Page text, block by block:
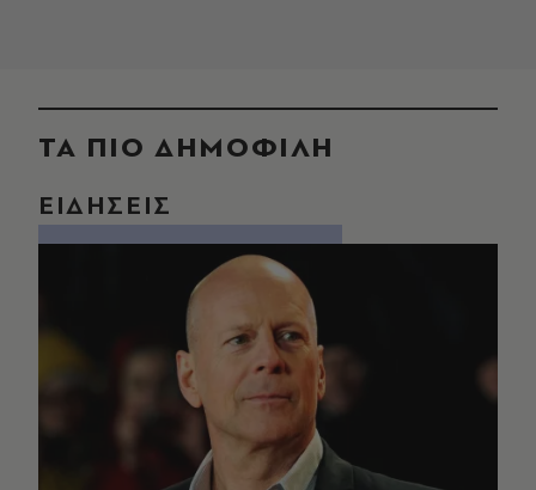
ΤΑ ΠΙΟ ΔΗΜΟΦΙΛΗ
ΕΙΔΗΣΕΙΣ